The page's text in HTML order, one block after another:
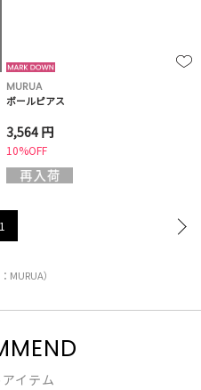
MURUA
ボールピアス
3,564 円
10%OFF
1
MURUA）
イテム